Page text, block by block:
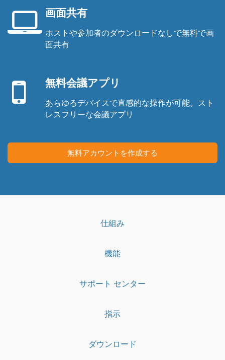
機
パ
コ
画面共有
ホストや参加者のダウンロードなしで無料で画
面共有
ル
無料会議アプリ
あらゆるデバイスで直感的な操作が可能。スト
レスフリーな会議アプリ
無料アカウントを作成する
仕組み
機能
サポート センター
指示
ダウンロード